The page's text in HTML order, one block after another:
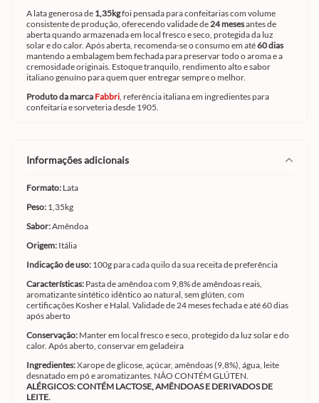
A lata generosa de 1,35kgfoi pensada para confeitarias com volume
consistente de produção, oferecendo validade de24 mesesantes de
aberta quando armazenada em local fresco e seco, protegida da luz
solar e do calor. Após aberta, recomenda-se o consumo em até60 dias
mantendo a embalagem bem fechada para preservar todo o aroma e a
cremosidade originais. Estoque tranquilo, rendimento alto e sabor
italiano genuíno para quem quer entregar sempre o melhor.
Produto da marca Fabbri, referência italiana em ingredientes para
confeitaria e sorveteria desde 1905.
informações adicionais
Formato: Lata
Peso: 1,35kg
Sabor:Amêndoa
Origem: Itália
Indicação de uso: 100g para cada quilo da sua receita de preferência
Características: Pasta de amêndoa com 9,8% de amêndoas reais,
aromatizante sintético idêntico ao natural, sem glúten, com
certificações Kosher e Halal. Validade de 24 meses fechada e até 60 dias
após aberto
Conservação: Manter em local fresco e seco, protegido da luz solar e do
calor. Após aberto, conservar em geladeira
Ingredientes:Xarope de glicose, açúcar, amêndoas (9,8%), água, leite
desnatado em pó e aromatizantes. NÃO CONTÉM GLÚTEN.
ALÉRGICOS: CONTÉM LACTOSE, AMÊNDOAS E DERIVADOS DE
LEITE.